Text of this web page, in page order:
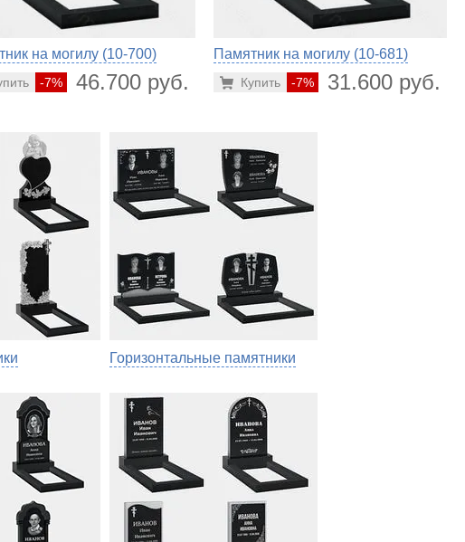
на могилу (10-700)
-7% 46.700 руб.
Памятник на могилу (10-681)
-7% 31.600 руб.
Купить
Горизонтальные памятники